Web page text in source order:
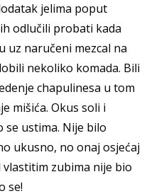
jelima poput
odlučili probati kada
uz naručeni mezcal na
nekoliko komada. Bili
chapulinesa u tom
mišića. Okus soli i
se ustima. Nije bilo
ukusno, no onaj osjećaj
zubima nije bio
se!